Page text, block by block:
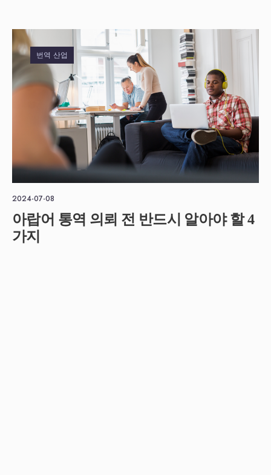
번역 산업
2024-07-08
아랍어 통역 의뢰 전 반드시 알아야 할 4
가지